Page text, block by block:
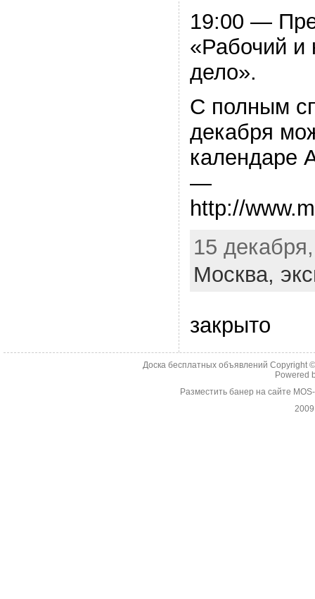
19:00 —
«Рабочий и
дело».
С полным
декабря
календаре
—
http://
15
Москва,
закрыто
Доска бесплатных объявлений Copyright
Powered
Разместить банер на сайте